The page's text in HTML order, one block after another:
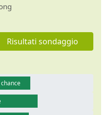
Risultati sondaggio